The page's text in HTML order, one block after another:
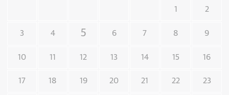
1 2
3 4 5 6 7 8 9
10 11 12 13 14 15 16
17 18 19 20 21 22 23